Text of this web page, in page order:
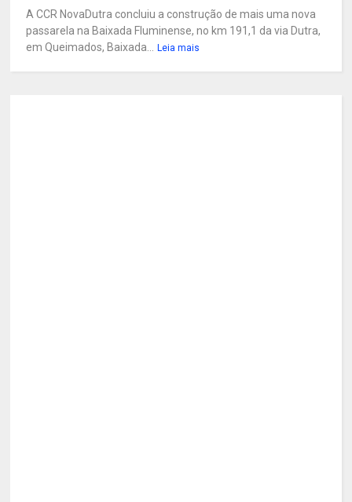
A CCR NovaDutra concluiu a construção de mais uma nova
passarela na Baixada Fluminense, no km 191,1 da via Dutra,
em Queimados, Baixada...
Leia mais